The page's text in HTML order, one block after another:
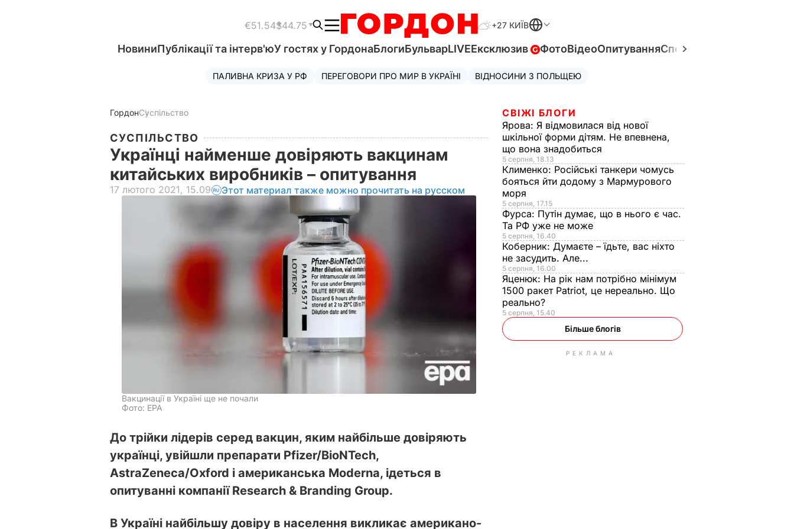
€51.54$44.75 +27 КИЇВ
НовиниПублікації та інтерв'юУ гостях у ГордонаБлогиБульварLIVEЕксклюзив ФотоВідеоОпитуванняСпецпроєкти
ПАЛИВНА КРИЗА У РФ ПЕРЕГОВОРИ ПРО МИР В УКРАЇНІ ВІДНОСИНИ З ПОЛЬЩЕЮ
ГордонСуспільство
СУСПІЛЬСТВО
Українці найменше довіряють вакцинам
китайських виробників – опитування
17 лютого 2021, 15.09 Этот материал также можно прочитать на русском
Вакцинації в Україні ще не почали
Фото: EPA
До трійки лідерів серед вакцин, яким найбільше довіряють
українці, увійшли препарати Pfizer/BioNTech,
AstraZeneca/Oxford і американська Moderna, ідеться в
опитуванні компанії Research & Branding Group.
В Україні найбільшу довіру в населення викликає американо-
СВІЖІ БЛОГИ
Ярова: Я відмовилася від нової
шкільної форми дітям. Не впевнена,
що вона знадобиться
5 серпня, 18.13
Клименко: Російські танкери чомусь
бояться йти додому з Мармурового
моря
5 серпня, 17.15
Фурса: Путін думає, що в нього є час.
Та РФ уже не може
5 серпня, 16.40
Коберник: Думаєте – їдьте, вас ніхто
не засудить. Але...
5 серпня, 16.00
Яценюк: На рік нам потрібно мінімум
1500 ракет Patriot, це нереально. Що
реально?
5 серпня, 15.40
Більше блогів
РЕКЛАМА